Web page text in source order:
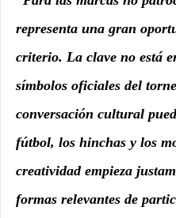
representa una gran
criterio. La clave no está
símbolos oficiales del
conversación cultural
fútbol, los hinchas y los
creatividad empieza
formas relevantes de